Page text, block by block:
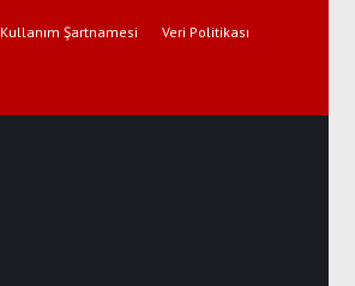
Kullanım Şartnamesi Veri Politikası